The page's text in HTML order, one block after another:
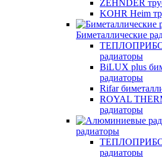
ZEHNDER
KOHR Heim
Биметаллические
ТЕПЛОПРИБОР
радиаторы
BiLUX plus
радиаторы
Rifar
ROYAL
радиаторы
радиаторы
радиаторы